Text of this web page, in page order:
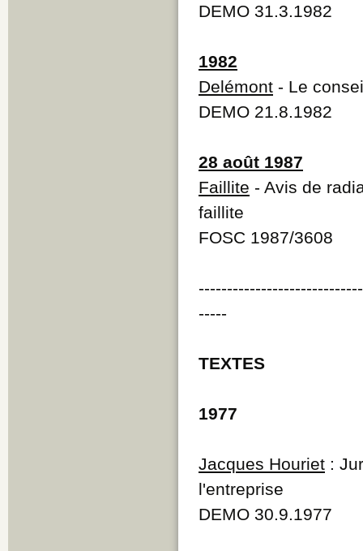
DEMO 31.3.1982
1982
Delémont - Le
DEMO 21.8.1982
28 août 1987
Faillite - Avis de
faillite
FOSC 1987/3608
-----
TEXTES
1977
Jacques Houriet :
l'entreprise
DEMO 30.9.1977